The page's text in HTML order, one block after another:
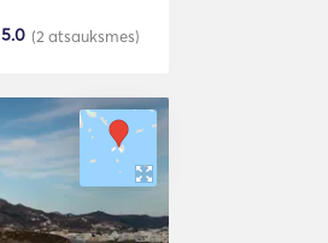
(2 atsauksmes)
5.0